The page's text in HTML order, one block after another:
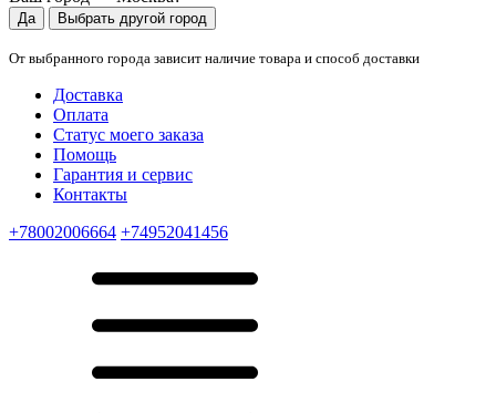
Да Выбрать другой город
От выбранного города зависит наличие товара и способ доставки
Доставка
Оплата
Статус моего заказа
Помощь
Гарантия и сервис
Контакты
+78002006664 +74952041456